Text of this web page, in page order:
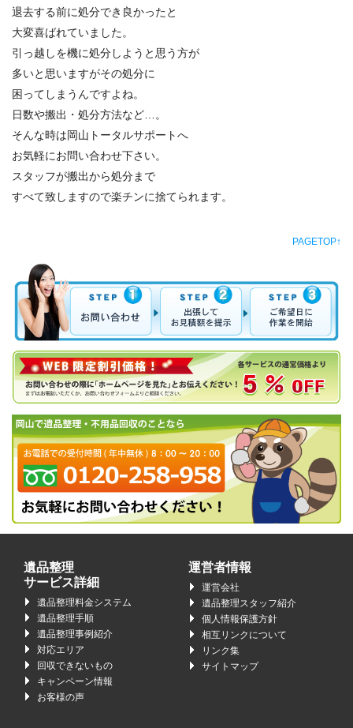
退去する前に処分でき良かったと
大変喜ばれていました。
引っ越しを機に処分しようと思う方が
多いと思いますがその処分に
困ってしまうんですよね。
日数や搬出・処分方法など…。
そんな時は岡山トータルサポートへ
お気軽にお問い合わせ下さい。
スタッフが搬出から処分まで
すべて致しますので楽チンに捨てられます。
PAGETOP↑
遺品整理
サービス詳細
遺品整理料金システム
遺品整理手順
遺品整理事例紹介
対応エリア
回収できないもの
キャンペーン情報
お客様の声
運営者情報
運営会社
遺品整理スタッフ紹介
個人情報保護方針
相互リンクについて
リンク集
サイトマップ